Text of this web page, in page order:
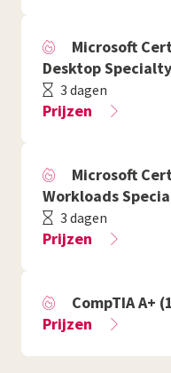
Microsoft
Desktop
3 dagen
Prijzen
Microsoft
Workloads
3 dagen
Prijzen
CompTIA A+
Prijzen